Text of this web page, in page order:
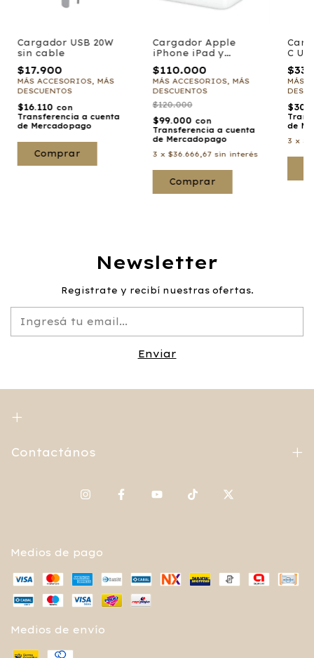
Cargador USB 20W
sin cable
$17.900
MÁS ACCESORIOS, MÁS
DESCUENTOS
$16.110 con
Transferencia a cuenta
de Mercadopago
Cargador Apple
iPhone iPad y
Macbook Air 35w 2
Usb C
$110.000
MÁS ACCESORIOS, MÁS
DESCUENTOS
$120.000
$99.000 con
Transferencia a cuenta
de Mercadopago
3 x $36.666,67 sin interés
C
MÁS
de
3 x
Newsletter
Registrate y recibí nuestras ofertas.
Contactános
Medios de pago
Medios de envío